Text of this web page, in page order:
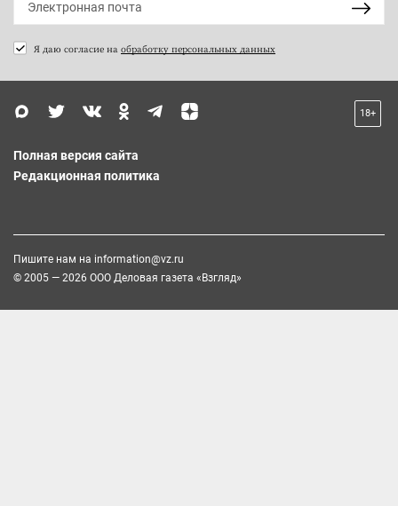
Я даю согласие на обработку персональных данных
18+
Полная версия сайта
Редакционная политика
Пишите нам на information@vz.ru
© 2005 — 2026 ООО Деловая газета «Взгляд»